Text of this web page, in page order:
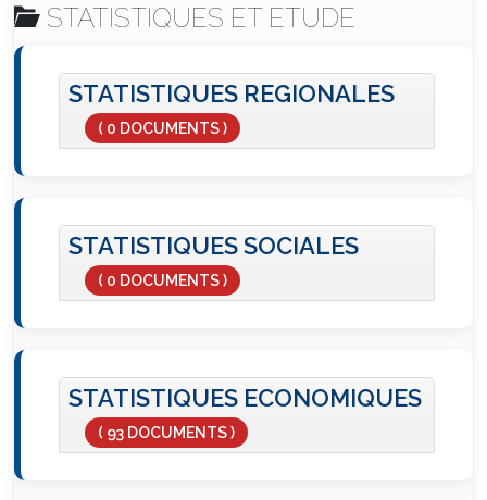
STATISTIQUES ET ETUDE
STATISTIQUES REGIONALES
( 0 DOCUMENTS )
STATISTIQUES SOCIALES
( 0 DOCUMENTS )
STATISTIQUES ECONOMIQUES
( 93 DOCUMENTS )